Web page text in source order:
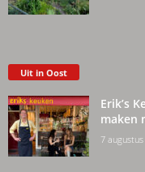
Uit in Oost
Erik’s
maken
7